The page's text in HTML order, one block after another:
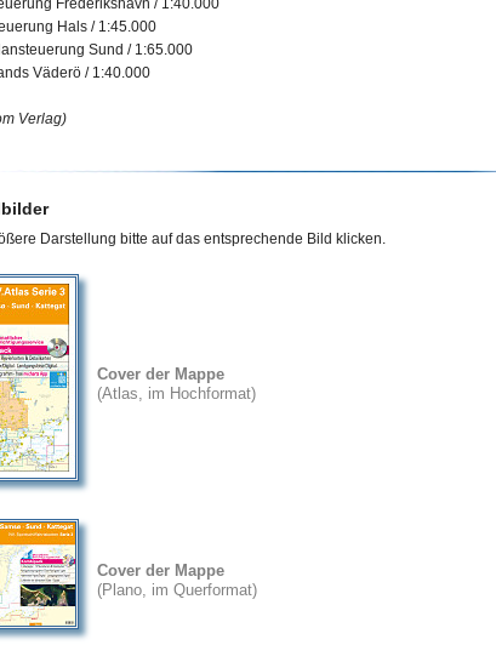
Hals / 1:45.000
Sund / 1:65.000
Väderö / 1:40.000
Verlag)
Darstellung bitte auf das entsprechende Bild klicken.
Cover der Mappe
(Atlas, im Hochformat)
Cover der Mappe
(Plano, im Querformat)